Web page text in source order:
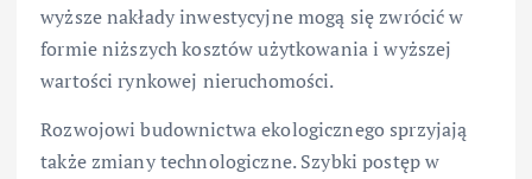
wyższe nakłady inwestycyjne mogą się zwrócić w
formie niższych kosztów użytkowania i wyższej
wartości rynkowej nieruchomości.
Rozwojowi budownictwa ekologicznego sprzyjają
także zmiany technologiczne. Szybki postęp w